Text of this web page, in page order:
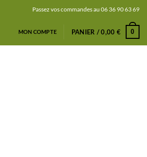
Passez vos commandes au 06 36 90 63 69
MON COMPTE PANIER /0,00 € 0